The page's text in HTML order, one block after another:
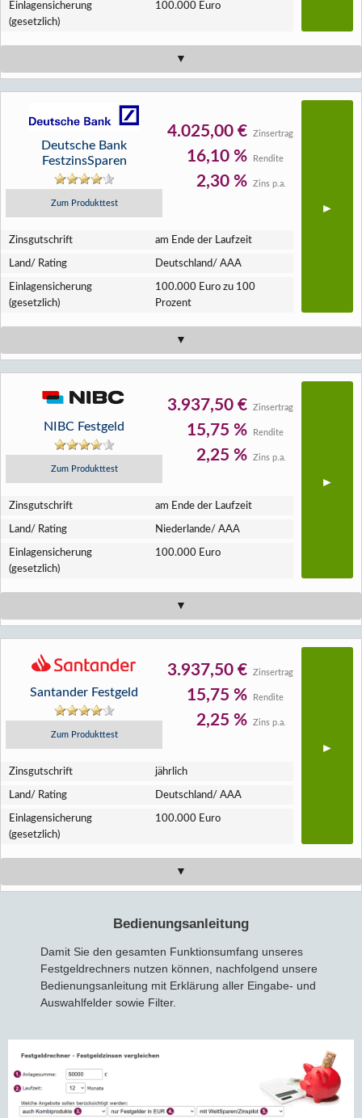
Einlagen­sicherung
(gesetzlich)
100.000 Euro
Deutsche Bank
FestzinsSparen
Zum Produkttest
4.025,00 € Zinsertrag
16,10 % Rendite
2,30 % Zins p.a.
Zins­gutschrift am Ende der Laufzeit
Land/ Rating Deutschland/ AAA
Einlagen­sicherung
(gesetzlich)
100.000 Euro zu 100
Prozent
NIBC Festgeld
Zum Produkttest
3.937,50 € Zinsertrag
15,75 % Rendite
2,25 % Zins p.a.
Zins­gutschrift am Ende der Laufzeit
Land/ Rating Niederlande/ AAA
Einlagen­sicherung
(gesetzlich)
100.000 Euro
Santander Festgeld
Zum Produkttest
3.937,50 € Zinsertrag
15,75 % Rendite
2,25 % Zins p.a.
Zins­gutschrift jährlich
Land/ Rating Deutschland/ AAA
Einlagen­sicherung
(gesetzlich)
100.000 Euro
Bedienungsanleitung
Damit Sie den gesamten Funktionsumfang unseres
Festgeldrechners nutzen können, nachfolgend unsere
Bedienungsanleitung mit Erklärung aller Eingabe- und
Auswahlfelder sowie Filter.